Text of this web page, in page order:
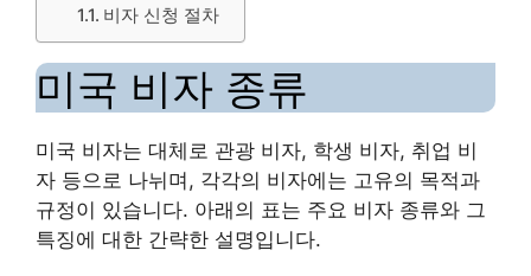
비자 신청 절차
미국 비자 종류
미국 비자는 대체로 관광 비자, 학생 비자, 취업 비
자 등으로 나뉘며, 각각의 비자에는 고유의 목적과
규정이 있습니다. 아래의 표는 주요 비자 종류와 그
특징에 대한 간략한 설명입니다.